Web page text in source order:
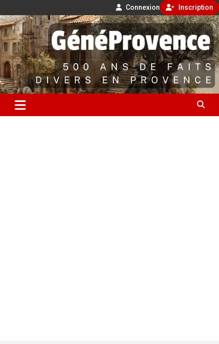
Connexion Inscription
Aller
au
contenu
GénéProvence
500 ans de faits divers en Provence